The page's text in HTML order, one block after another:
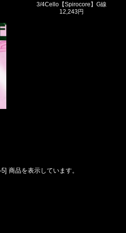
3/4Cello【Spirocore】G線
12,243円
商品を表示しています。